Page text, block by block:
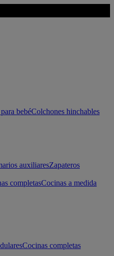
bebéColchones hinchables
auxiliaresZapateros
completasCocinas a medida
Cocinas completas